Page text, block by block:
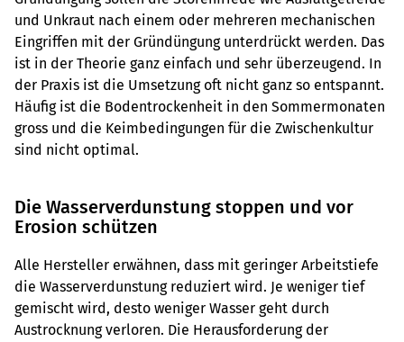
und Unkraut nach einem oder mehreren mechanischen
Eingriffen mit der Gründüngung unterdrückt werden. Das
ist in der Theorie ganz einfach und sehr überzeugend. In
der Praxis ist die Umsetzung oft nicht ganz so entspannt.
Häufig ist die Bodentrockenheit in den Sommermonaten
gross und die Keimbedingungen für die Zwischenkultur
sind nicht optimal.
Die Wasserverdunstung stoppen und vor
Erosion schützen
Alle Hersteller erwähnen, dass mit geringer Arbeitstiefe
die Wasserverdunstung reduziert wird. Je weniger tief
gemischt wird, desto weniger Wasser geht durch
Austrocknung verloren. Die Herausforderung der